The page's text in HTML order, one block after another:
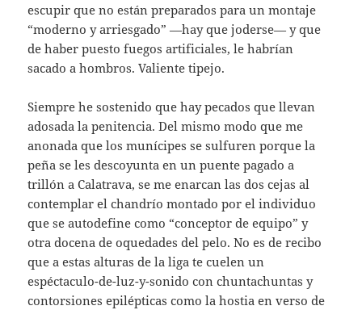
escupir que no están preparados para un montaje
“moderno y arriesgado” —hay que joderse— y que
de haber puesto fuegos artificiales, le habrían
sacado a hombros. Valiente tipejo.
Siempre he sostenido que hay pecados que llevan
adosada la penitencia. Del mismo modo que me
anonada que los munícipes se sulfuren porque la
peña se les descoyunta en un puente pagado a
trillón a Calatrava, se me enarcan las dos cejas al
contemplar el chandrío montado por el individuo
que se autodefine como “conceptor de equipo” y
otra docena de oquedades del pelo. No es de recibo
que a estas alturas de la liga te cuelen un
espéctaculo-de-luz-y-sonido con chuntachuntas y
contorsiones epilépticas como la hostia en verso de